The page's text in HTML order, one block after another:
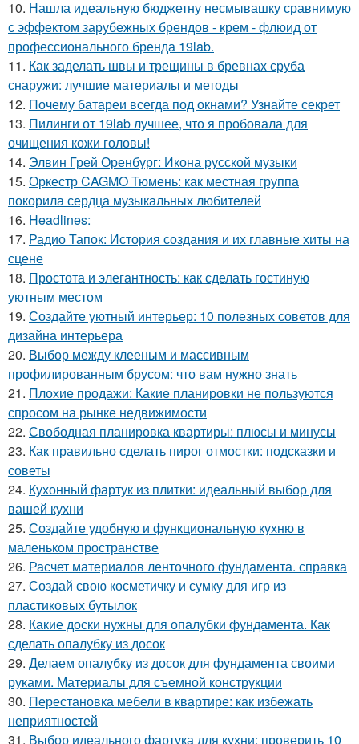
10. Нашла идеальную бюджетну несмывашку сравнимую
с эффектом зарубежных брендов - крем - флюид от
профессионального бренда 19lab.
11. Как заделать швы и трещины в бревнах сруба
снаружи: лучшие материалы и методы
12. Почему батареи всегда под окнами? Узнайте секрет
13. Пилинги от 19lab лучшее, что я пробовала для
очищения кожи головы!
14. Элвин Грей Оренбург: Икона русской музыки
15. Оркестр CAGMO Тюмень: как местная группа
покорила сердца музыкальных любителей
16. Headlines:
17. Радио Тапок: История создания и их главные хиты на
сцене
18. Простота и элегантность: как сделать гостиную
уютным местом
19. Создайте уютный интерьер: 10 полезных советов для
дизайна интерьера
20. Выбор между клееным и массивным
профилированным брусом: что вам нужно знать
21. Плохие продажи: Какие планировки не пользуются
спросом на рынке недвижимости
22. Свободная планировка квартиры: плюсы и минусы
23. Как правильно сделать пирог отмостки: подсказки и
советы
24. Кухонный фартук из плитки: идеальный выбор для
вашей кухни
25. Создайте удобную и функциональную кухню в
маленьком пространстве
26. Расчет материалов ленточного фундамента. справка
27. Создай свою косметичку и сумку для игр из
пластиковых бутылок
28. Какие доски нужны для опалубки фундамента. Как
сделать опалубку из досок
29. Делаем опалубку из досок для фундамента своими
руками. Материалы для съемной конструкции
30. Перестановка мебели в квартире: как избежать
неприятностей
31. Выбор идеального фартука для кухни: проверить 10